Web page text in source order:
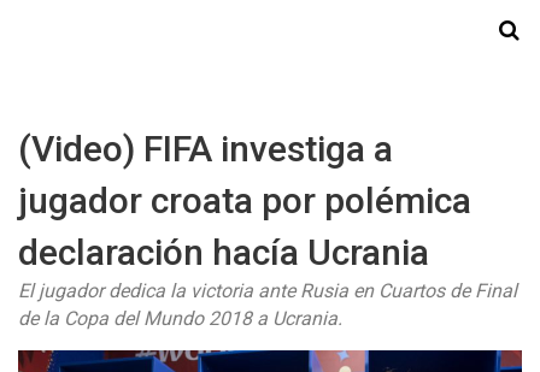
(Video) FIFA investiga a
jugador croata por polémica
declaración hacía Ucrania
El jugador dedica la victoria ante Rusia en Cuartos de Final
de la Copa del Mundo 2018 a Ucrania.